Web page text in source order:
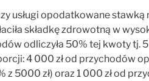
usługi opodatkowane stawką
składkę zdrowotną w
odliczyła 50% tej kwoty tj. 5
4 000 zł od przychodów
z 5000 zł) oraz 1 000 zł od